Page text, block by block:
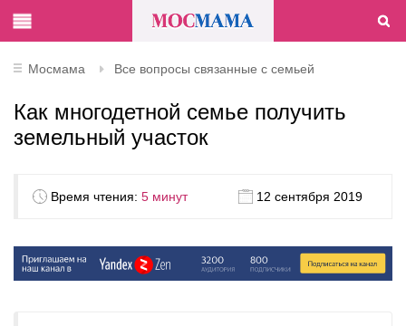
Мосмама Все вопросы связанные с семьей
Как многодетной семье получить
земельный участок
Время чтения: 5 минут 12 сентября 2019